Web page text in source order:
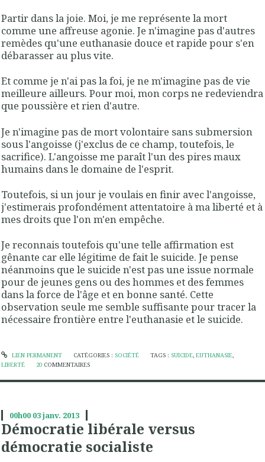
Partir dans la joie. Moi, je me représente la mort
comme une affreuse agonie. Je n'imagine pas d'autres
remèdes qu'une euthanasie douce et rapide pour s'en
débarasser au plus vite.
Et comme je n'ai pas la foi, je ne m'imagine pas de vie
meilleure ailleurs. Pour moi, mon corps ne redeviendra
que poussière et rien d'autre.
Je n'imagine pas de mort volontaire sans submersion
sous l'angoisse (j'exclus de ce champ, toutefois, le
sacrifice). L'angoisse me paraît l'un des pires maux
humains dans le domaine de l'esprit.
Toutefois, si un jour je voulais en finir avec l'angoisse,
j'estimerais profondément attentatoire à ma liberté et à
mes droits que l'on m'en empêche.
Je reconnais toutefois qu'une telle affirmation est
gênante car elle légitime de fait le suicide. Je pense
néanmoins que le suicide n'est pas une issue normale
pour de jeunes gens ou des hommes et des femmes
dans la force de l'âge et en bonne santé. Cette
observation seule me semble suffisante pour tracer la
nécessaire frontière entre l'euthanasie et le suicide.
LIEN PERMANENT CATÉGORIES : SOCIÉTÉ TAGS : SUICIDE,EUTHANASIE,
LIBERTÉ
20 COMMENTAIRES
00h00 03janv. 2013
Démocratie libérale versus
démocratie socialiste